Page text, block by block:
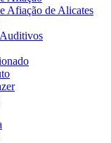
Afiação de Alicates